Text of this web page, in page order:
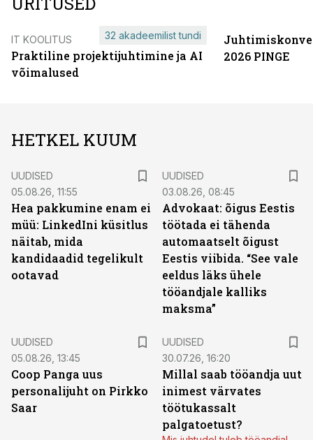
IT KOOLITUS
Praktiline projektijuhtimine ja AI
võimalused
32 akadeemilist tundi
2026 PINGE
HETKEL KUUM
UUDISED
05.08.26, 11:55
Hea pakkumine enam ei
müü: LinkedIni küsitlus
näitab, mida
kandidaadid tegelikult
ootavad
UUDISED
03.08.26, 08:45
Advokaat: õigus Eestis
töötada ei tähenda
automaatselt õigust
Eestis viibida. “See vale
eeldus läks ühele
tööandjale kalliks
maksma”
UUDISED
05.08.26, 13:45
Coop Panga uus
personalijuht on Pirkko
Saar
UUDISED
30.07.26, 16:20
Millal saab tööandja uut
inimest värvates
töötukassalt
palgatoetust?